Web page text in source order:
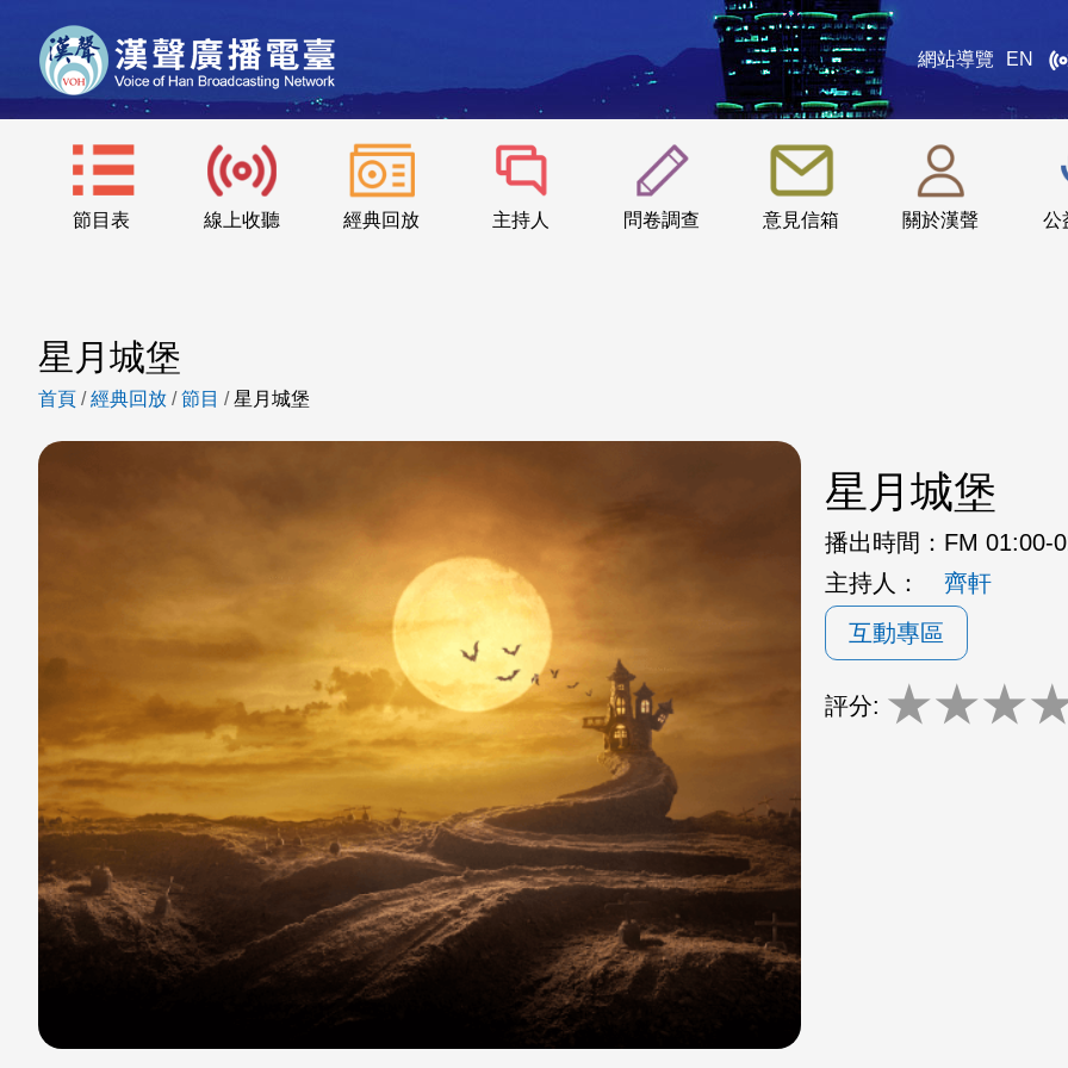
網站導覽 EN
節目表 線上收聽 經典回放 主持人 問卷調查 意見信箱 關於漢聲 公
:::
星月城堡
首頁 /經典回放 /節目 /星月城堡
星月城堡
播出時間： FM 01:00-
主持人：
齊軒
互動專區
評分: ★★★